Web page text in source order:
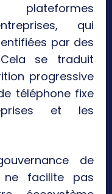
qui
par des
se traduit
progressive
téléphone fixe
et les
de
ne facilite pas